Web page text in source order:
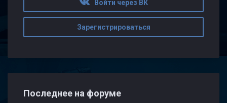
Войти через ВК
Зарегистрироваться
Последнее на форуме